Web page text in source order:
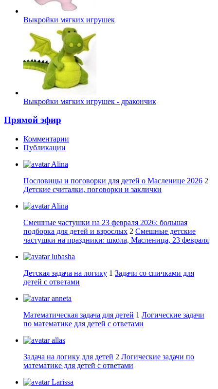
Выкройки мягких игрушек
Выкройки мягких игрушек - дракончик
Прямой эфир
Комментарии
Публикации
Alina
Пословицы и поговорки для детей о Масленице 2026 2
Детские считалки, поговорки и заклички
Alina
Смешные частушки на 23 февраля 2026: большая
подборка для детей и взрослых 2 Смешные детские
частушки на праздники: школа, Масленица, 23 февраля
lubasha
Детская задача на логику 1 Задачи со спичками для
детей с ответами
anneta
Математическая задача для детей 1 Логические задачи
по математике для детей с ответами
allas
Задача на логику для детей 2 Логические задачи по
математике для детей с ответами
Larissa